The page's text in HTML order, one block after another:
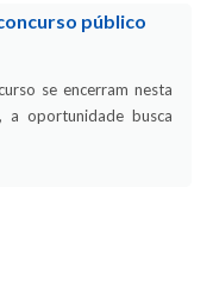
público
se encerram nesta
a oportunidade busca